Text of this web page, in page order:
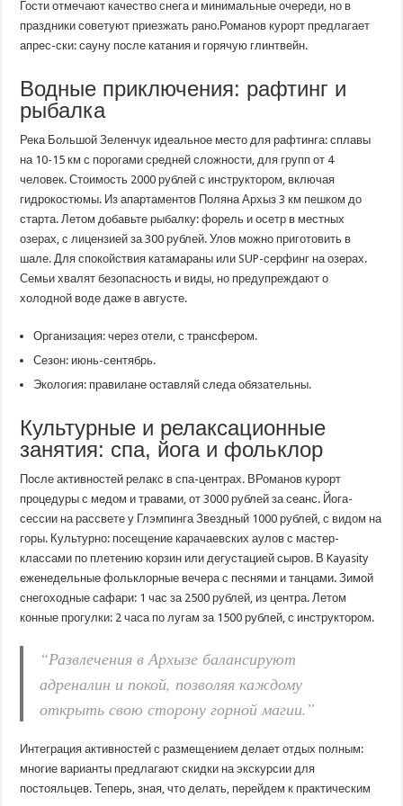
Гости отмечают качество снега и минимальные очереди, но в
праздники советуют приезжать рано.Романов курорт предлагает
апрес-ски: сауну после катания и горячую глинтвейн.
Водные приключения: рафтинг и
рыбалка
Река Большой Зеленчук идеальное место для рафтинга: сплавы
на 10-15 км с порогами средней сложности, для групп от 4
человек. Стоимость 2000 рублей с инструктором, включая
гидрокостюмы. Из апартаментов Поляна Архыз 3 км пешком до
старта. Летом добавьте рыбалку: форель и осетр в местных
озерах, с лицензией за 300 рублей. Улов можно приготовить в
шале. Для спокойствия катамараны или SUP-серфинг на озерах.
Семьи хвалят безопасность и виды, но предупреждают о
холодной воде даже в августе.
Организация: через отели, с трансфером.
Сезон: июнь-сентябрь.
Экология: правилане оставляй следа обязательны.
Культурные и релаксационные
занятия: спа, йога и фольклор
После активностей релакс в спа-центрах. ВРоманов курорт
процедуры с медом и травами, от 3000 рублей за сеанс. Йога-
сессии на рассвете у Глэмпинга Звездный 1000 рублей, с видом на
горы. Культурно: посещение карачаевских аулов с мастер-
классами по плетению корзин или дегустацией сыров. В Kayasity
еженедельные фольклорные вечера с песнями и танцами. Зимой
снегоходные сафари: 1 час за 2500 рублей, из центра. Летом
конные прогулки: 2 часа по лугам за 1500 рублей, с инструктором.
“Развлечения в Архызе балансируют
адреналин и покой, позволяя каждому
открыть свою сторону горной магии.”
Интеграция активностей с размещением делает отдых полным:
многие варианты предлагают скидки на экскурсии для
постояльцев. Теперь, зная, что делать, перейдем к практическим